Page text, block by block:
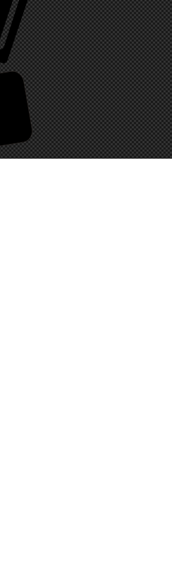
Lisa
Rose
Royal Academy of